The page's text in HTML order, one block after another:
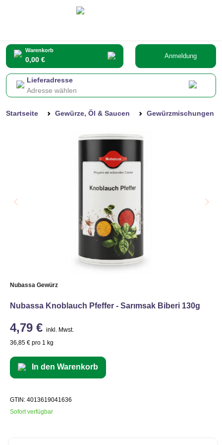
Warenkorb
0,00 € Anmeldung
Lieferadresse
Adresse wählen
Startseite Gewürze, Öl & Saucen Gewürzmischungen
Nubassa Gewürz
Nubassa Knoblauch Pfeffer - Sarımsak Biberi 130g
4,79 € inkl. Mwst.
36,85 € pro 1 kg
In den Warenkorb
GTIN: 4013619041636
Sofort verfügbar